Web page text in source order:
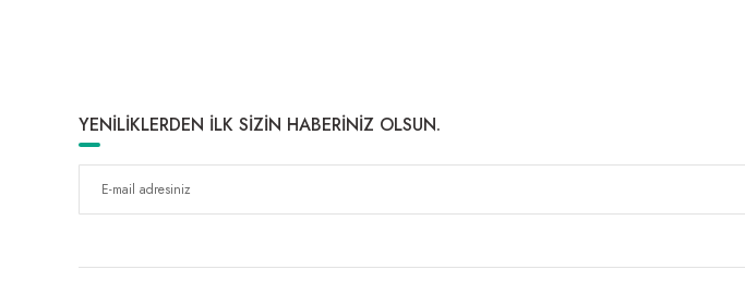
YENİLİKLERDEN İLK SİZİN HABERİNİZ OLSUN.